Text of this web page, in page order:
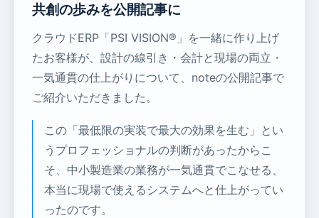
共創の歩みを公開記事に
クラウドERP「PSI VISION®」を一緒に作り上げ
たお客様が、設計の線引き・会計と現場の両立・
一気通貫の仕上がりについて、noteの公開記事で
ご紹介いただきました。
この「最低限の実装で最大の効果を生む」とい
うプロフェッショナルの判断があったからこ
そ、中小製造業の業務が一気通貫でこなせる、
本当に現場で使えるシステムへと仕上がってい
ったのです。